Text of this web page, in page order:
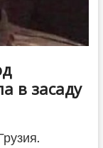
в засаду